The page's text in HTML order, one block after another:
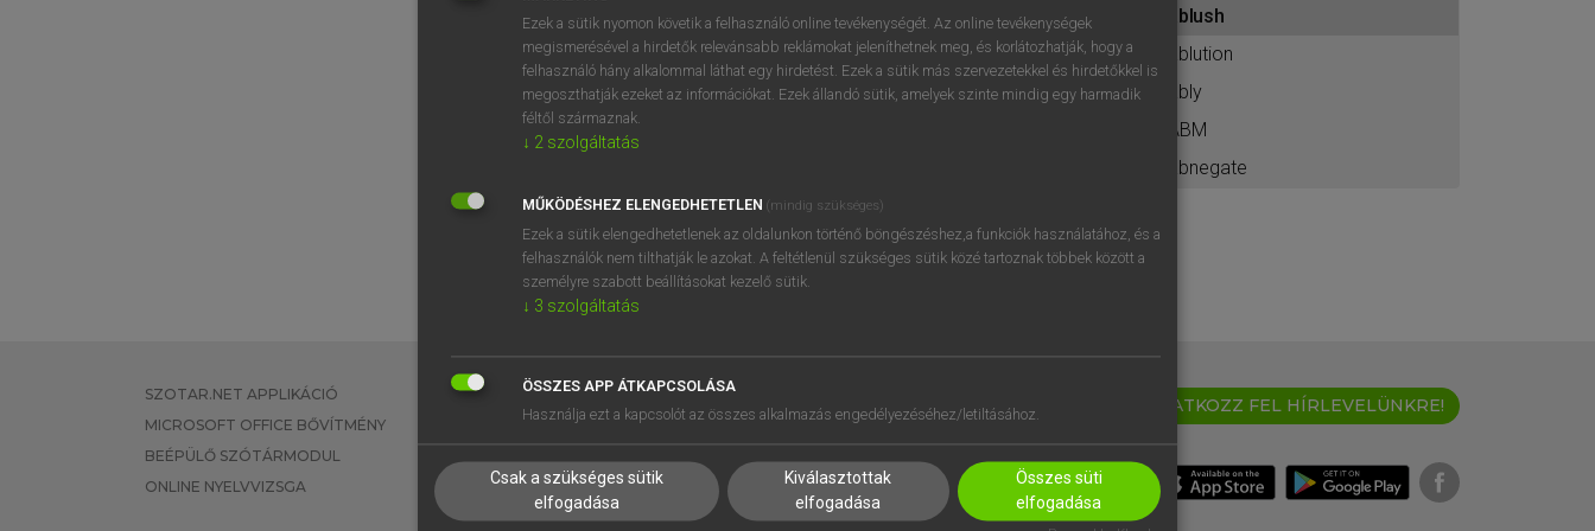
BELÉPÉS
próbaverziójának elindításához
regisztrálok ésbelépek.
REGISZTRÁCIÓ
ablush
ablution
ably
ABM
abnegate
SZOTAR.NET APPLIKÁCIÓ
MICROSOFT OFFICE BŐVÍTMÉNY
BEÉPÜLŐ SZÓTÁRMODUL
ONLINE NYELVVIZSGA
EGYÉNI FELHASZNÁLÓKNAK
TANULÓKNAK
VÁLLALATI MEGOLDÁSOK
SÚGÓ
RÓLUNK
SÜTI BEÁLLÍTÁSOK
IRATKOZZ FEL HÍRLEVELÜNKRE!
Ezek a sütik nyomon követik a felhasználó online tevékenységét. Az online tevékenységek
megismerésével a hirdetők relevánsabb reklámokat jeleníthetnek meg, és korlátozhatják, hogy a
felhasználó hány alkalommal láthat egy hirdetést. Ezek a sütik más szervezetekkel és hirdetőkkel is
megoszthatják ezeket az információkat. Ezek állandó sütik, amelyek szinte mindig egy harmadik
féltől származnak.
↓ 2 szolgáltatás
MŰKÖDÉSHEZ ELENGEDHETETLEN (mindig szükséges)
Ezek a sütik elengedhetetlenek az oldalunkon történő böngészéshez,a funkciók használatához, és a
felhasználók nem tilthatják le azokat. A feltétlenül szükséges sütik közé tartoznak többek között a
személyre szabott beállításokat kezelő sütik.
↓ 3 szolgáltatás
ÖSSZES APP ÁTKAPCSOLÁSA
Használja ezt a kapcsolót az összes alkalmazás engedélyezéséhez/letiltásához.
Csak a szükséges sütik
elfogadása
Kiválasztottak
elfogadása
Összes süti
elfogadása